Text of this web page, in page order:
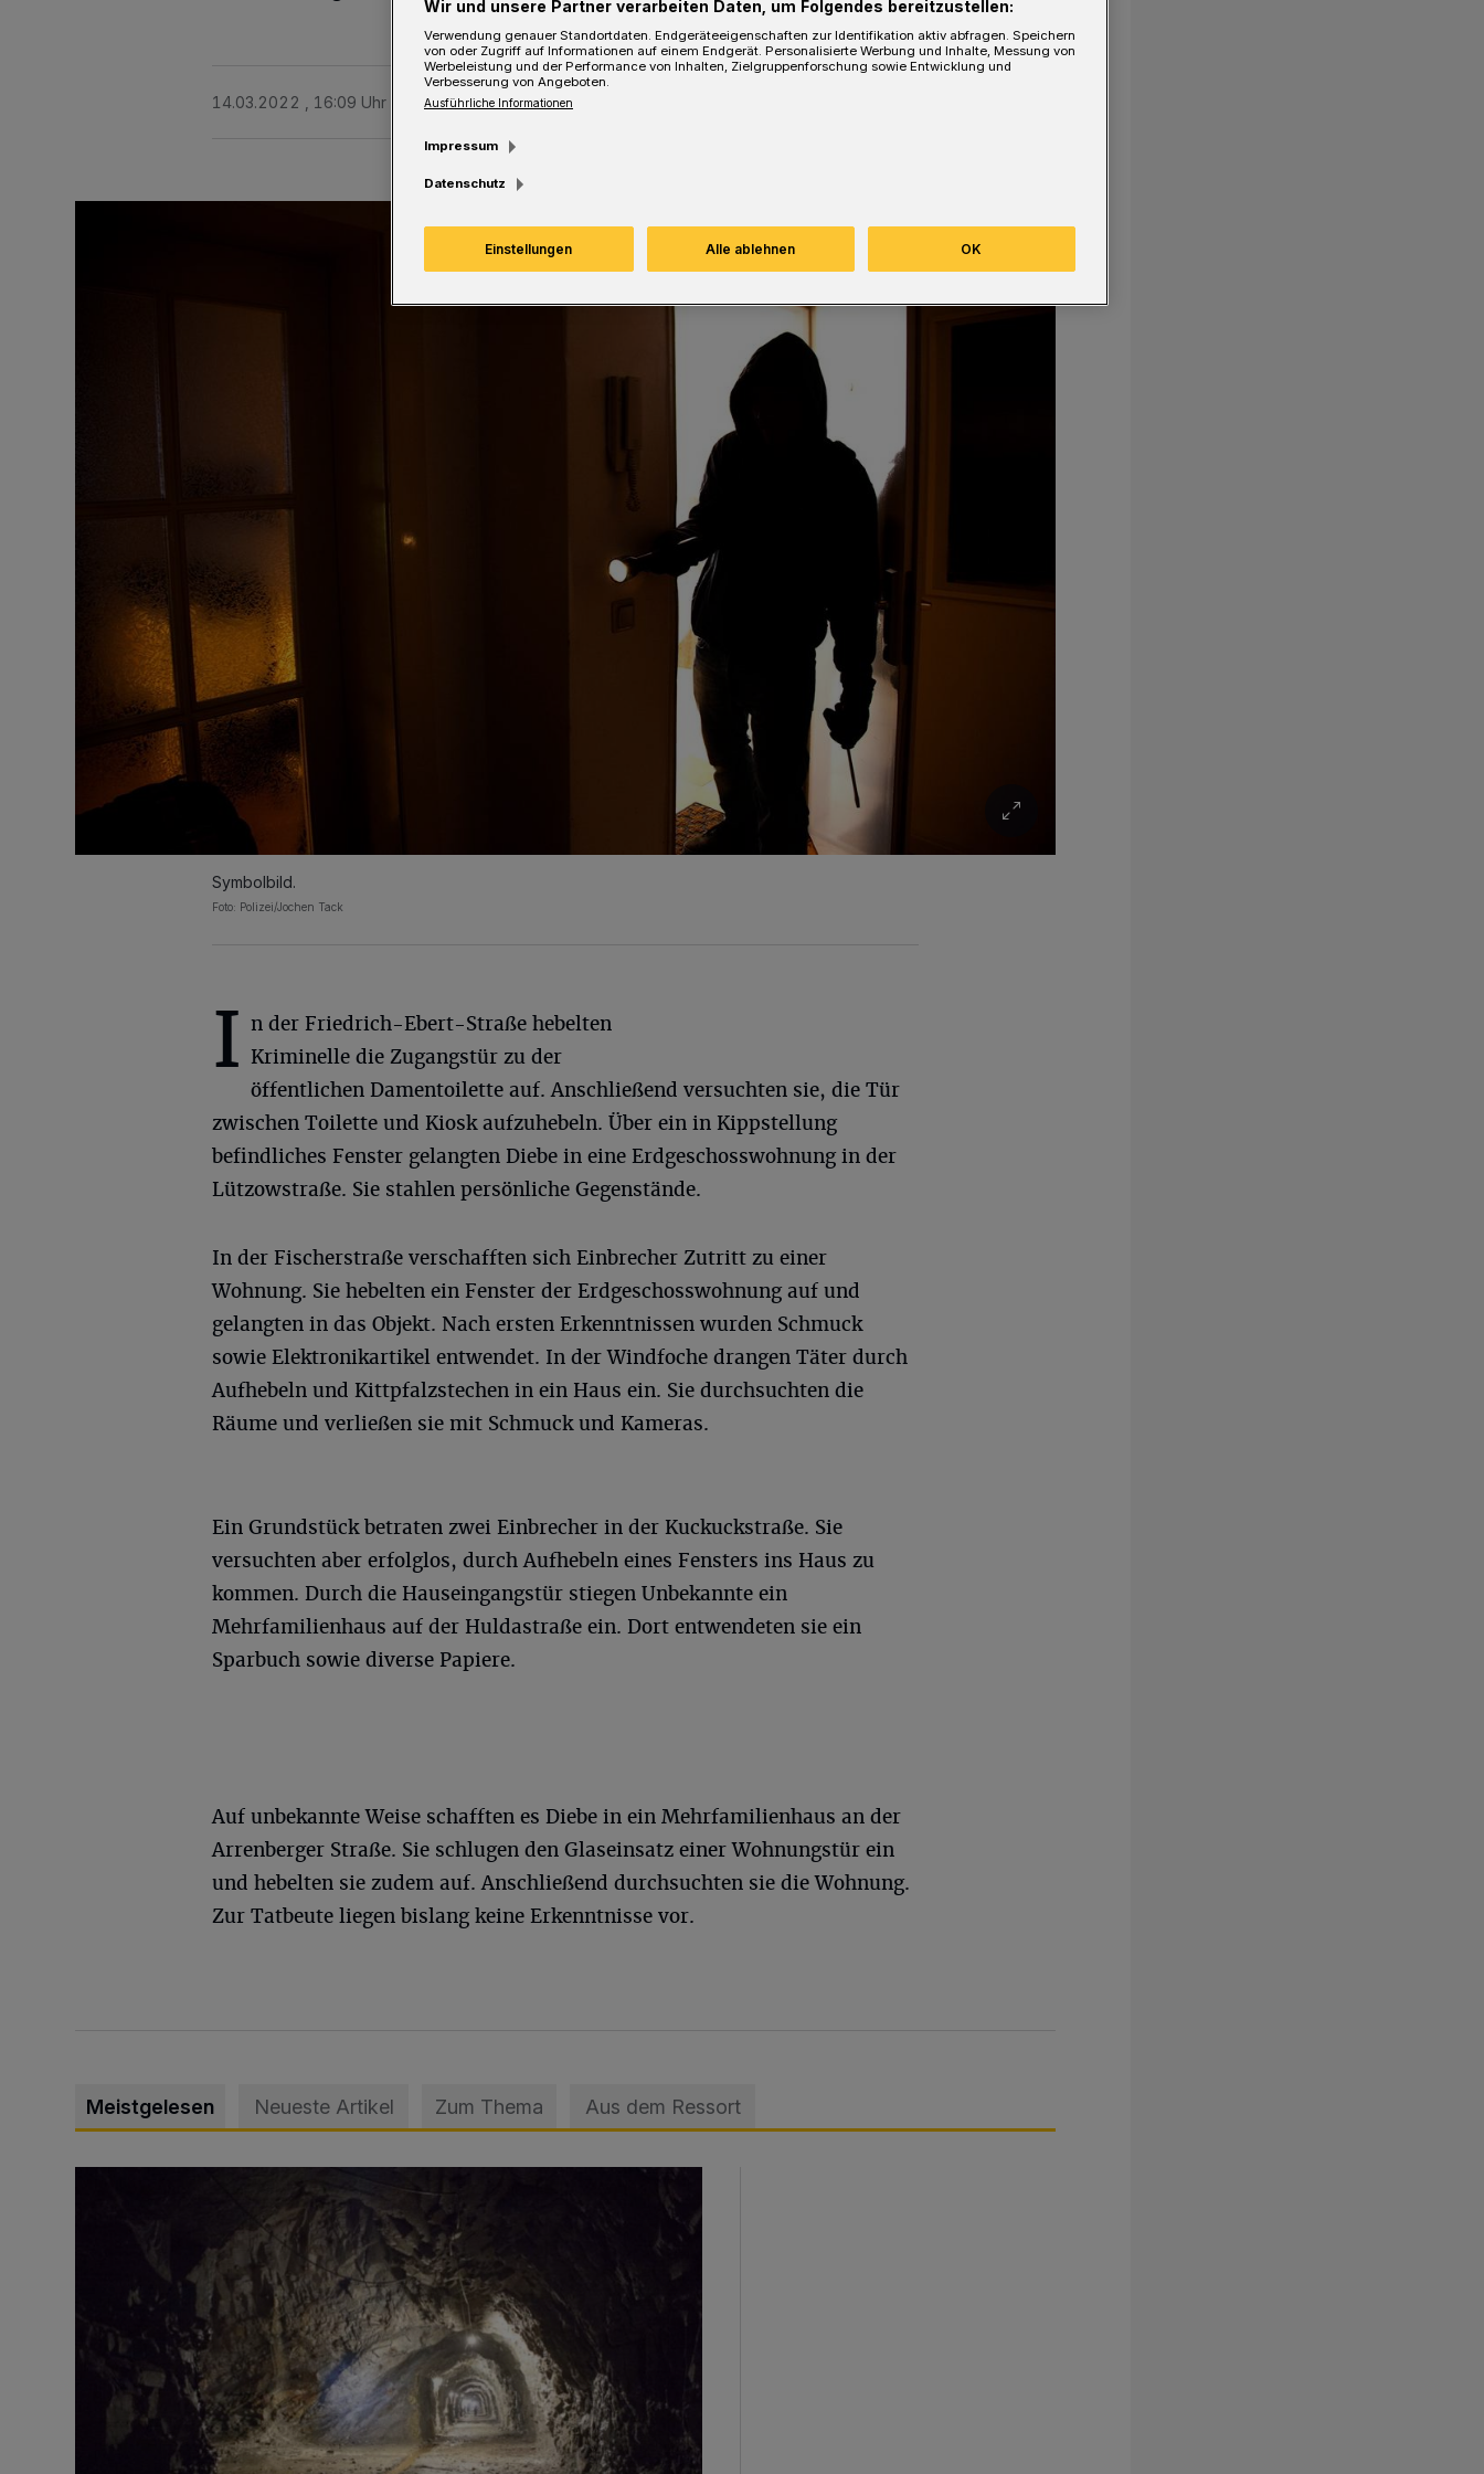
14.03.2022 , 16:09 Uhr Eine Minute Lesezeit
Symbolbild.
Foto: Polizei/Jochen Tack
I n der Friedrich-Ebert-Straße hebelten
Kriminelle die Zugangstür zu der
öffentlichen Damentoilette auf. Anschließend versuchten sie, die Tür
zwischen Toilette und Kiosk aufzuhebeln. Über ein in Kippstellung
befindliches Fenster gelangten Diebe in eine Erdgeschosswohnung in der
Lützowstraße. Sie stahlen persönliche Gegenstände.
In der Fischerstraße verschafften sich Einbrecher Zutritt zu einer
Wohnung. Sie hebelten ein Fenster der Erdgeschosswohnung auf und
gelangten in das Objekt. Nach ersten Erkenntnissen wurden Schmuck
sowie Elektronikartikel entwendet. In der Windfoche drangen Täter durch
Aufhebeln und Kittpfalzstechen in ein Haus ein. Sie durchsuchten die
Räume und verließen sie mit Schmuck und Kameras.
Ein Grundstück betraten zwei Einbrecher in der Kuckuckstraße. Sie
versuchten aber erfolglos, durch Aufhebeln eines Fensters ins Haus zu
kommen. Durch die Hauseingangstür stiegen Unbekannte ein
Mehrfamilienhaus auf der Huldastraße ein. Dort entwendeten sie ein
Sparbuch sowie diverse Papiere.
Auf unbekannte Weise schafften es Diebe in ein Mehrfamilienhaus an der
Arrenberger Straße. Sie schlugen den Glaseinsatz einer Wohnungstür ein
und hebelten sie zudem auf. Anschließend durchsuchten sie die Wohnung.
Zur Tatbeute liegen bislang keine Erkenntnisse vor.
Meistgelesen Neueste Artikel Zum Thema Aus dem Ressort
Wir und unsere Partner verarbeiten Daten, um Folgendes bereitzustellen:
Verwendung genauer Standortdaten. Endgeräteeigenschaften zur Identifikation aktiv abfragen. Speichern
von oder Zugriff auf Informationen auf einem Endgerät. Personalisierte Werbung und Inhalte, Messung von
Werbeleistung und der Performance von Inhalten, Zielgruppenforschung sowie Entwicklung und
Verbesserung von Angeboten.
Ausführliche Informationen
Impressum
Datenschutz
Einstellungen Alle ablehnen OK